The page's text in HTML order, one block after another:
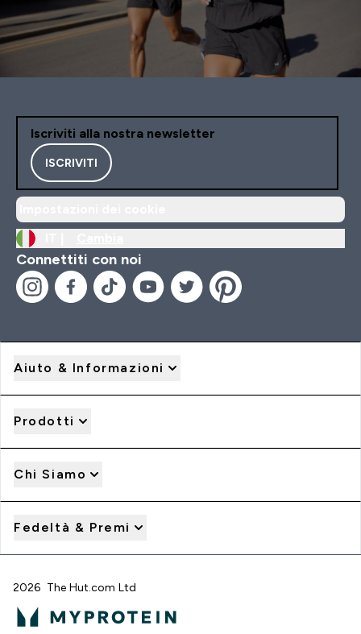
Iscriviti alla nostra newsletter
ISCRIVITI
Connettiti con noi
Aiuto & Informazioni
Prodotti
Chi Siamo
Fedeltà & Premi
2026 The Hut.com Ltd